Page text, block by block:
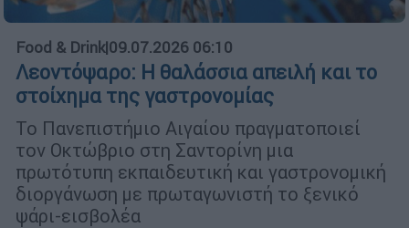
Food & Drink|09.07.2026 06:10
Λεοντόψαρο: Η θαλάσσια απειλή και το
στοίχημα της γαστρονομίας
Το Πανεπιστήμιο Αιγαίου πραγματοποιεί
τον Οκτώβριο στη Σαντορίνη μια
πρωτότυπη εκπαιδευτική και γαστρονομική
διοργάνωση με πρωταγωνιστή το ξενικό
ψάρι-εισβολέα